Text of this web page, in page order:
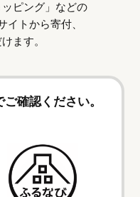
ッピング」などの
イトから寄付、
ます。
確認ください。